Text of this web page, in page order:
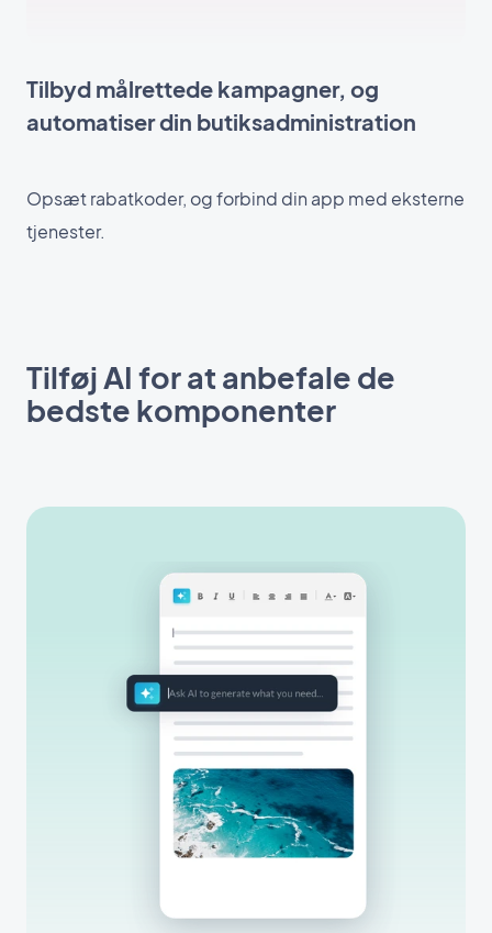
Tilbyd målrettede kampagner, og
automatiser din butiksadministration
Opsæt rabatkoder, og forbind din app med eksterne
tjenester.
Tilføj AI for at anbefale de
bedste komponenter